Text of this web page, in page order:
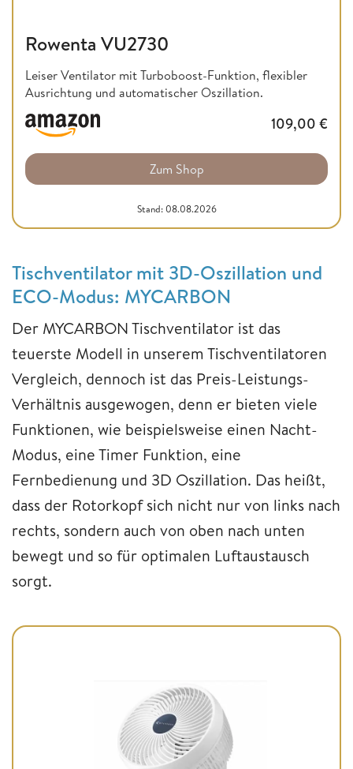
Rowenta VU2730
Leiser Ventilator mit Turboboost-Funktion, flexibler
Ausrichtung und automatischer Oszillation.
109,00 €
Zum Shop
Stand: 08.08.2026
Tischventilator mit 3D-Oszillation und
ECO-Modus: MYCARBON
Der MYCARBON Tischventilator ist das
teuerste Modell in unserem Tischventilatoren
Vergleich, dennoch ist das Preis-Leistungs-
Verhältnis ausgewogen, denn er bieten viele
Funktionen, wie beispielsweise einen Nacht-
Modus, eine Timer Funktion, eine
Fernbedienung und 3D Oszillation. Das heißt,
dass der Rotorkopf sich nicht nur von links nach
rechts, sondern auch von oben nach unten
bewegt und so für optimalen Luftaustausch
sorgt.